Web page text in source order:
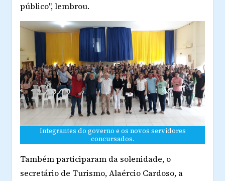
público", lembrou.
Integrantes do governo e os novos servidores
concursados.
Também participaram da solenidade, o
secretário de Turismo, Alaércio Cardoso, a